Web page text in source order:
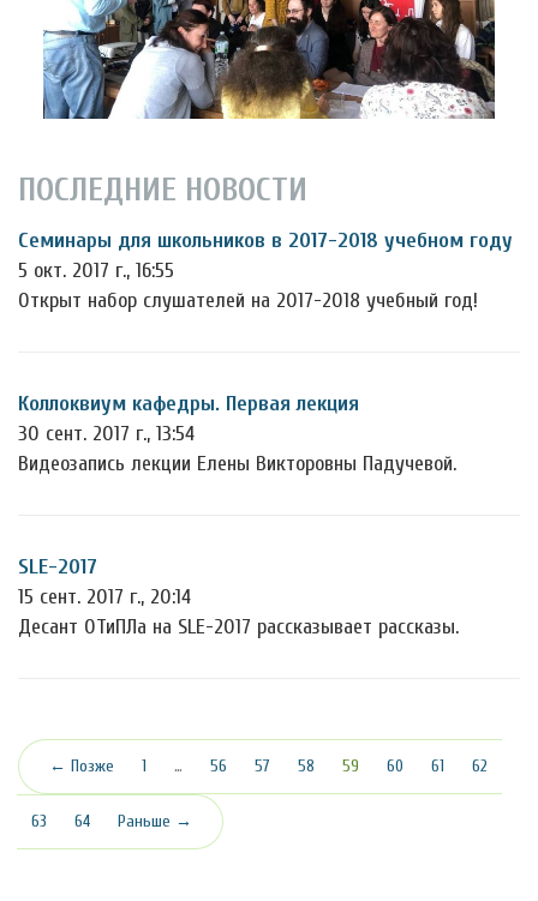
ПОСЛЕДНИЕ НОВОСТИ
Семинары для школьников в 2017-2018 учебном году
5 окт. 2017 г., 16:55
Открыт набор слушателей на 2017-2018 учебный год!
Коллоквиум кафедры. Первая лекция
30 сент. 2017 г., 13:54
Видеозапись лекции Елены Викторовны Падучевой.
SLE-2017
15 сент. 2017 г., 20:14
Десант ОТиПЛа на SLE-2017 рассказывает рассказы.
← Позже 1 … 56 57 58 59 (текущая)
60 61 62
63 64 Раньше →